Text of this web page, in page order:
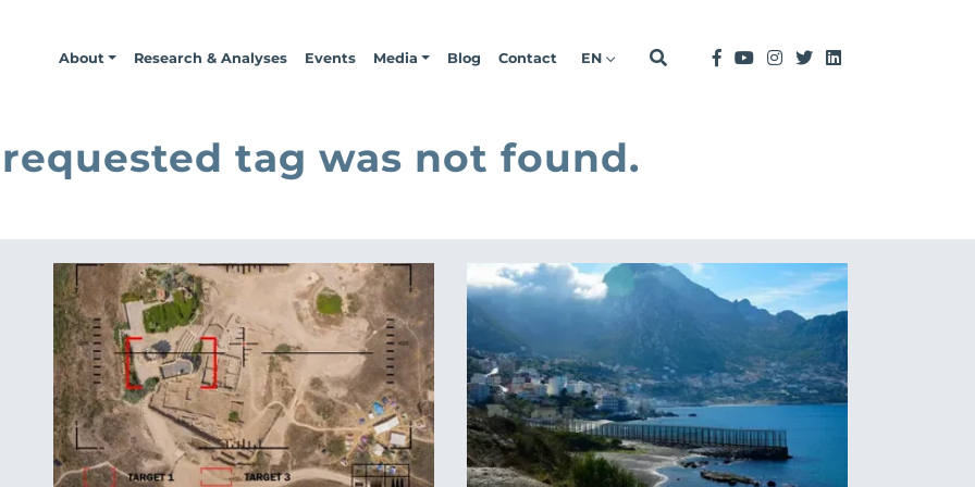
About Research & Analyses Events Media Blog Contact EN
tag was not found.